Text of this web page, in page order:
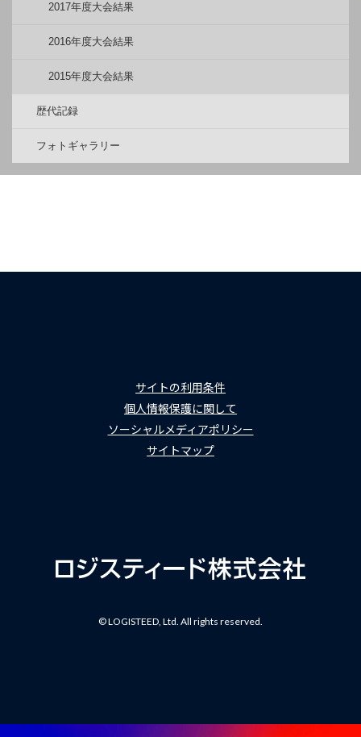
2017年度大会結果
2016年度大会結果
2015年度大会結果
歴代記録
フォトギャラリー
サイトの利用条件
個人情報保護に関して
ソーシャルメディアポリシー
サイトマップ
© LOGISTEED, Ltd. All rights reserved.